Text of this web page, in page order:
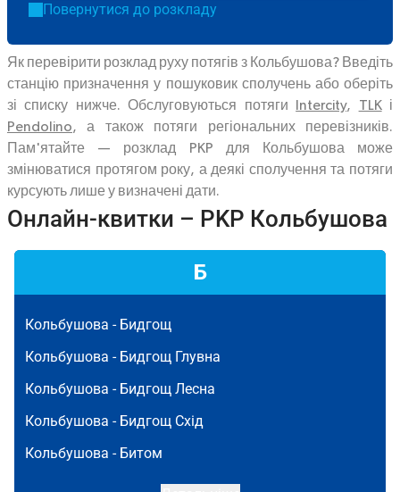
Повернутися до розкладу
Як перевірити розклад руху потягів з Кольбушова? Введіть
станцію призначення у пошуковик сполучень або оберіть
зі списку нижче. Обслуговуються потяги
Intercity, TLKі
Pendolino, а також потяги регіональних перевізників.
Пам'ятайте — розклад PKP для Кольбушова може
змінюватися протягом року, а деякі сполучення та потяги
курсують лише у визначені дати.
Онлайн-квитки – PKP Кольбушова
Б
Кольбушова - Бидгощ
Кольбушова - Бидгощ Глувна
Кольбушова - Бидгощ Лесна
Кольбушова - Бидгощ Схід
Кольбушова - Битом